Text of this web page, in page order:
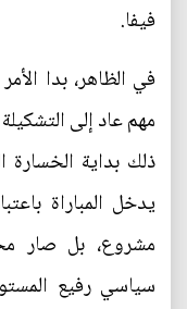
فيفا.
في الظاهر، بدا
مهم عاد إلى
ذلك بداية الخسارة
يدخل المباراة
مشروع، بل صار
سياسي رفيع